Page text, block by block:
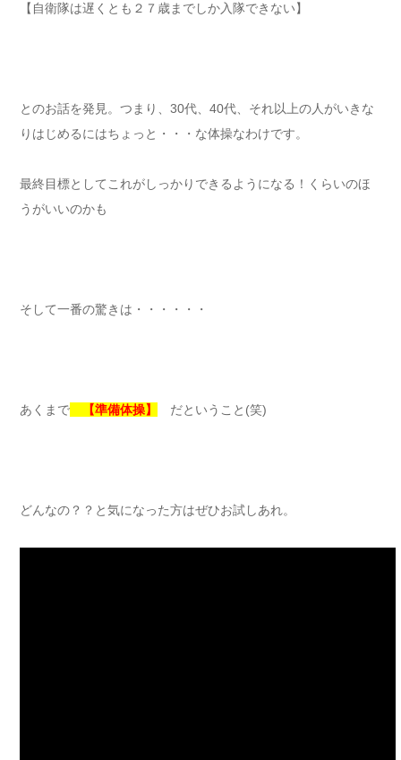
【自衛隊は遅くとも２７歳までしか入隊できない】
とのお話を発見。つまり、30代、40代、それ以上の人がいきな
りはじめるにはちょっと・・・な体操なわけです。
最終目標としてこれがしっかりできるようになる！くらいのほ
うがいいのかも
そして一番の驚きは・・・・・・
あくまで 【準備体操】 だということ(笑)
どんなの？？と気になった方はぜひお試しあれ。